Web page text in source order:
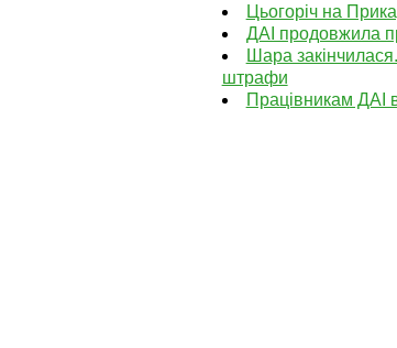
Цьогоріч на
ДАІ продовжила
Шара
штрафи
Працівникам ДАІ